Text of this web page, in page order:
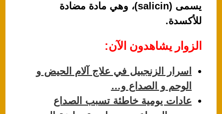
يسمى (salicin)، وهي مادة مضادة
للأكسدة.
الزوار يشاهدون الآن:
اسرار الزنجبيل في علاج آلام الحيض و
الوحم و الصداع و…
عادات يومية خاطئة تسبب الصداع